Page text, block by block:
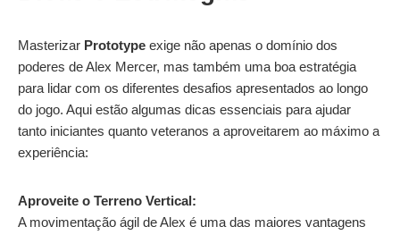
Masterizar Prototype exige não apenas o domínio dos
poderes de Alex Mercer, mas também uma boa estratégia
para lidar com os diferentes desafios apresentados ao longo
do jogo. Aqui estão algumas dicas essenciais para ajudar
tanto iniciantes quanto veteranos a aproveitarem ao máximo a
experiência:
Aproveite o Terreno Vertical:
A movimentação ágil de Alex é uma das maiores vantagens